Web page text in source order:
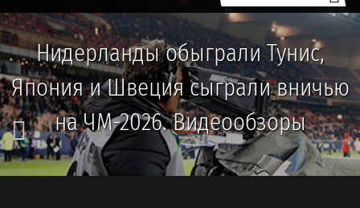
Нидерланды обыграли Тунис,
Япония и Швеция сыграли вничью
на ЧМ-2026. Видеообзоры